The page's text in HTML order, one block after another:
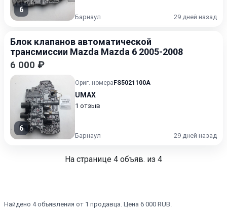
6
Барнаул 29 дней назад
Блок клапанов автоматической
трансмиссии Mazda Mazda 6 2005-2008
6 000 ₽
6
Ориг. номера FS5021100A
UMAX
1 отзыв
Барнаул 29 дней назад
На странице 4 объяв. из 4
Найдено 4 объявления от 1 продавца. Цена 6 000 RUB.